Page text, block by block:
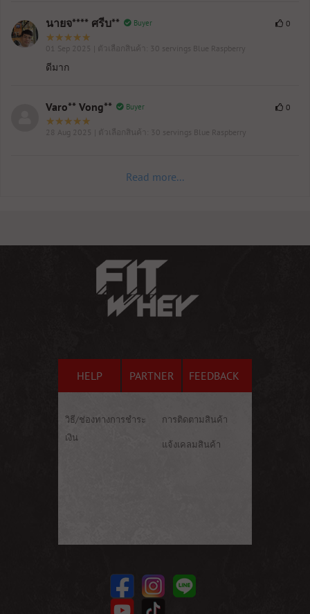
นายจ**** ศรีบ** Buyer
01 Sep 2025 | ตัวเลือกสินค้า: 30 servings Blue Raspberry
0
ดีมาก
Varo** Vong** Buyer
28 Aug 2025 | ตัวเลือกสินค้า: 30 servings Blue Raspberry
0
Read more...
HELP PARTNER FEEDBACK
วิธี/ช่องทางการชำระ
เงิน
การติดตามสินค้า
แจ้งเคลมสินค้า